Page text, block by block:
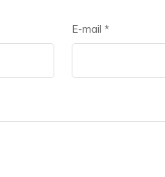
E-mail *